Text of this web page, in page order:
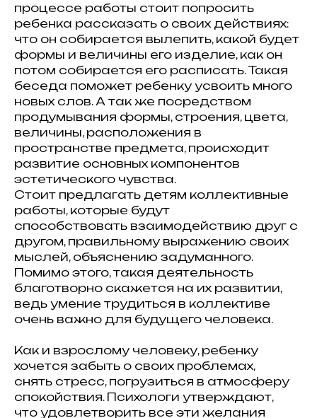
процессе работы стоит попросить
ребенка рассказать о своих действиях:
что он собирается вылепить, какой будет
формы и величины его изделие, как он
потом собирается его расписать. Такая
беседа поможет ребенку усвоить много
новых слов. А так же посредством
продумывания формы, строения, цвета,
величины, расположения в
пространстве предмета, происходит
развитие основных компонентов
эстетического чувства.
Стоит предлагать детям коллективные
работы, которые будут
способствовать взаимодействию друг с
другом, правильному выражению своих
мыслей, объяснению задуманного.
Помимо этого, такая деятельность
благотворно скажется на их развитии,
ведь умение трудиться в коллективе
очень важно для будущего человека.
Как и взрослому человеку, ребенку
хочется забыть о своих проблемах,
снять стресс, погрузиться в атмосферу
спокойствия. Психологи утверждают,
что удовлетворить все эти желания